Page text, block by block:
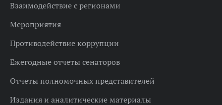
Взаимодействие с регионами
Мероприятия
Противодействие коррупции
Ежегодные отчеты сенаторов
Отчеты полномочных представителей
Издания и аналитические материалы